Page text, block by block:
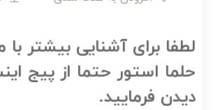
لطفا برای آشنایی بیشتر
حلما استور حتما از پیج
دیدن فرمایید.